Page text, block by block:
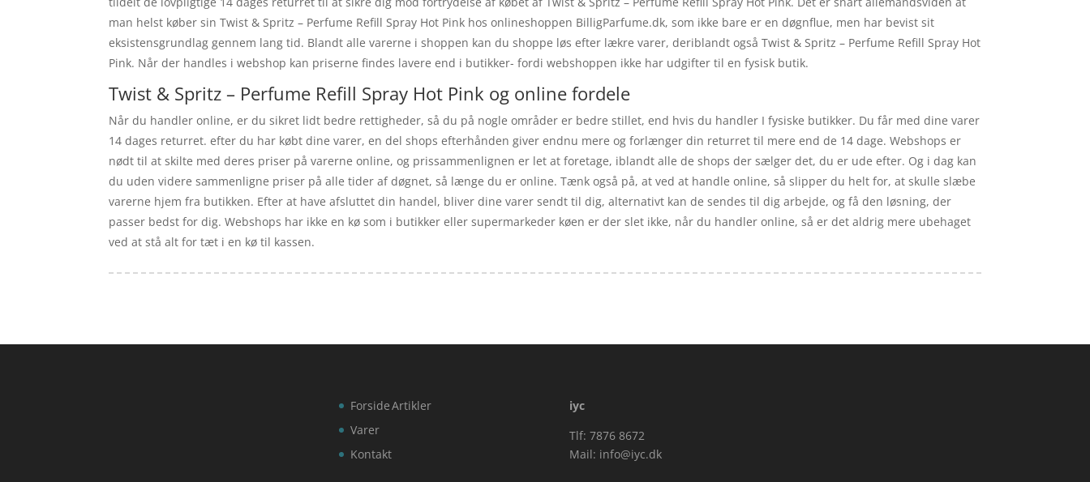
man helst køber sin Twist & Spritz – Perfume Refill Spray Hot Pink hos onlineshoppen BilligParfume.dk, som ikke bare er en døgnflue, men har bevist sit
eksistensgrundlag gennem lang tid. Blandt alle varerne i shoppen kan du shoppe løs efter lækre varer, deriblandt også Twist & Spritz – Perfume Refill Spray Hot
Pink. Når der handles i webshop kan priserne findes lavere end i butikker- fordi webshoppen ikke har udgifter til en fysisk butik.
Twist & Spritz – Perfume Refill Spray Hot Pink og online fordele
Når du handler online, er du sikret lidt bedre rettigheder, så du på nogle områder er bedre stillet, end hvis du handler I fysiske butikker. Du får med dine varer
14 dages returret. efter du har købt dine varer, en del shops efterhånden giver endnu mere og forlænger din returret til mere end de 14 dage. Webshops er
nødt til at skilte med deres priser på varerne online, og prissammenlignen er let at foretage, iblandt alle de shops der sælger det, du er ude efter. Og i dag kan
du uden videre sammenligne priser på alle tider af døgnet, så længe du er online. Tænk også på, at ved at handle online, så slipper du helt for, at skulle slæbe
varerne hjem fra butikken. Efter at have afsluttet din handel, bliver dine varer sendt til dig, alternativt kan de sendes til dig arbejde, og få den løsning, der
passer bedst for dig. Webshops har ikke en kø som i butikker eller supermarkeder køen er der slet ikke, når du handler online, så er det aldrig mere ubehaget
ved at stå alt for tæt i en kø til kassen.
Forside
Varer
Kontakt
Artikler
iyc
Tlf: 7876 8672
Mail: info@iyc.dk